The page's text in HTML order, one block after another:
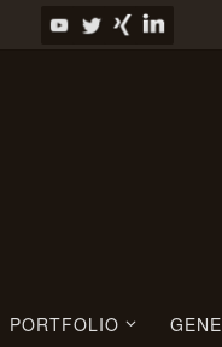
Inhalt
PORTFOLIO